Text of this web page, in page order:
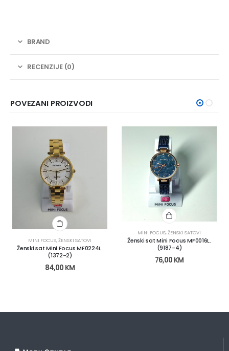
BRAND
RECENZIJE (0)
POVEZANI PROIZVODI
MINI FOCUS,ŽENSKI SATOVI
Ženski sat Mini Focus MF0224L.
(1372-2)
84,00 KM
MINI FOCUS,ŽENSKI SATOVI
Ženski sat Mini Focus MF0016L.
(9187-4)
76,00 KM